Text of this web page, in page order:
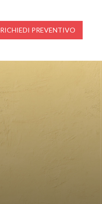
RICHIEDI PREVENTIVO